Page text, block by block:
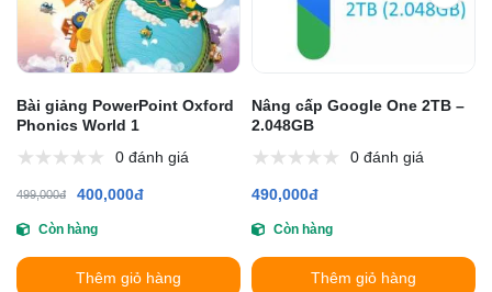
Bài giảng PowerPoint Oxford
Phonics World 1
0 đánh giá
499,000đ 400,000đ
Còn hàng
Thêm giỏ hàng
Nâng cấp Google One 2TB –
2.048GB
0 đánh giá
490,000đ
Còn hàng
Thêm giỏ hàng